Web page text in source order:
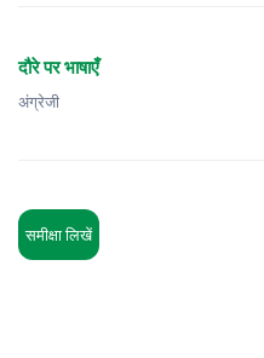
दौरे पर भाषाएँ
अंग्रेजी
समीक्षा लिखें